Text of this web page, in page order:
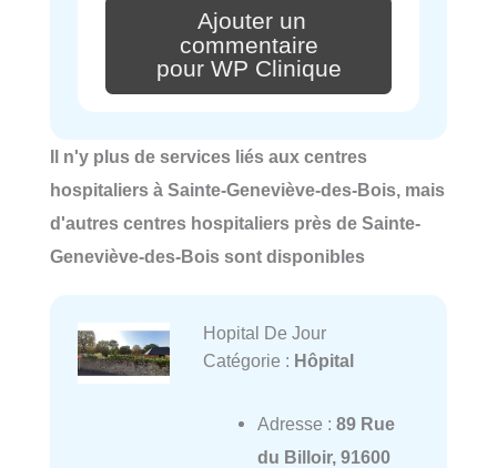
Ajouter un
commentaire
pour WP Clinique
Il n'y plus de services liés aux centres
hospitaliers à Sainte-Geneviève-des-Bois, mais
d'autres centres hospitaliers près de Sainte-
Geneviève-des-Bois sont disponibles
Hopital De Jour
Catégorie : Hôpital
Adresse : 89 Rue
du Billoir, 91600